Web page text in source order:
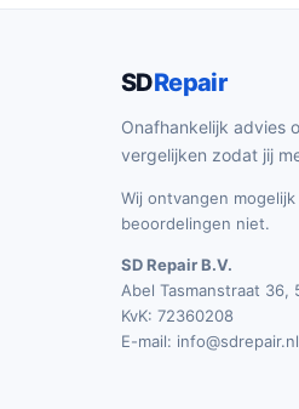
SDRepair
Onafhankelijk advies
vergelijken zodat jij
Wij ontvangen
beoordelingen niet.
SD Repair B.V.
Abel Tasmanstraat
KvK: 72360208
E-mail: info@sdrepair.nl